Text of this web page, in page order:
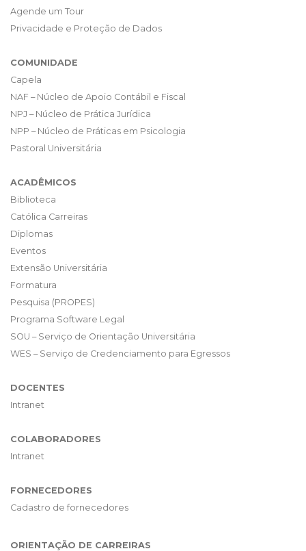
Agende um Tour
Privacidade e Proteção de Dados
COMUNIDADE
Capela
NAF – Núcleo de Apoio Contábil e Fiscal
NPJ – Núcleo de Prática Jurídica
NPP – Núcleo de Práticas em Psicologia
Pastoral Universitária
ACADÊMICOS
Biblioteca
Católica Carreiras
Diplomas
Eventos
Extensão Universitária
Formatura
Pesquisa (PROPES)
Programa Software Legal
SOU – Serviço de Orientação Universitária
WES – Serviço de Credenciamento para Egressos
DOCENTES
Intranet
COLABORADORES
Intranet
FORNECEDORES
Cadastro de fornecedores
ORIENTAÇÃO DE CARREIRAS